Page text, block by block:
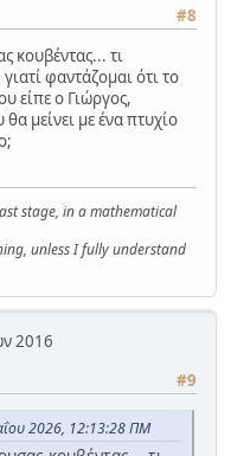
#8
κουβέντας... τι
φαντάζομαι ότι το
είπε ο Γιώργος,
θα μείνει με ένα πτυχίο
stage, in a mathematical
unless I fully understand
2016
#9
2026, 12:13:28 ΠΜ